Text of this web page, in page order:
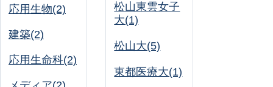
応用生物(2)
建築(2)
応用生命科(2)
松山東雲女子
大(1)
松山大(5)
東都医療大(1)